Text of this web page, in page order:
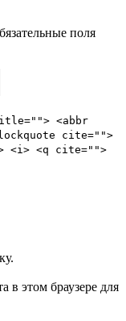
поля
<abbr
cite="">
<i> <q cite="">
в этом браузере для